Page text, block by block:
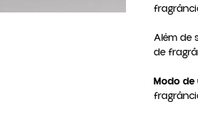
Além de
de
Modo de